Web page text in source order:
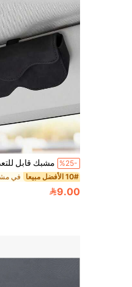
%25-
10# الأفضل مبيعا
9.00